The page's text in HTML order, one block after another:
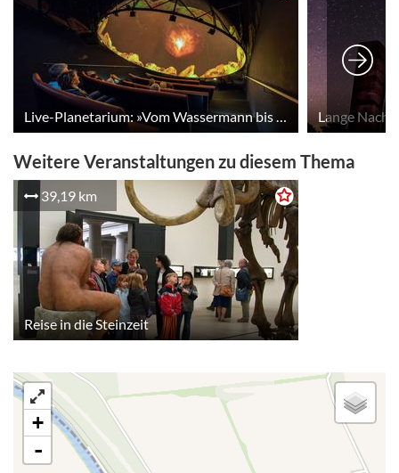
Lange
Weitere Veranstaltungen zu diesem Thema
39,19 km
Reise in die Steinzeit
+
-